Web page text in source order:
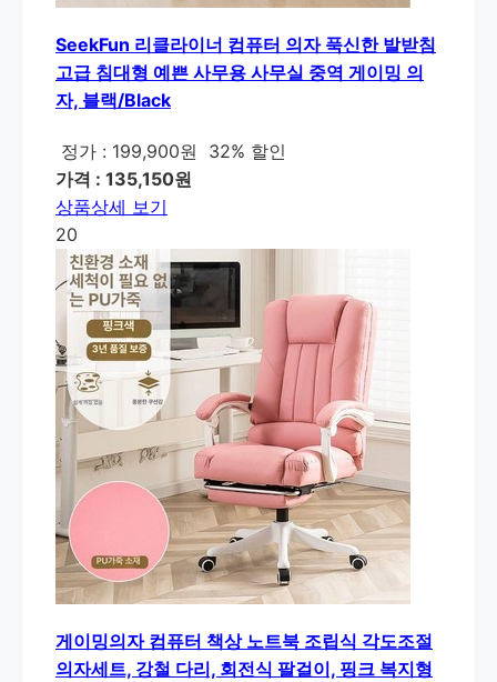
SeekFun 리클라이너 컴퓨터 의자 푹신한 발받침
고급 침대형 예쁜 사무용 사무실 중역 게이밍 의
자, 블랙/Black
정가 : 199,900원
32% 할인
가격 : 135,150원
상품상세 보기
20
게이밍의자 컴퓨터 책상 노트북 조립식 각도조절
의자세트, 강철 다리, 회전식 팔걸이, 핑크 복지형